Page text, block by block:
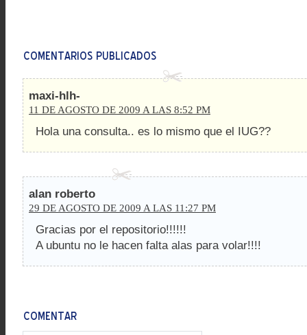
maxi-hlh-
11 DE AGOSTO DE 2009 A LAS 8:52 PM
Hola una consulta.. es lo mismo que el IUG??
alan roberto
29 DE AGOSTO DE 2009 A LAS 11:27 PM
Gracias por el repositorio!!!!!!
A ubuntu no le hacen falta alas para volar!!!!